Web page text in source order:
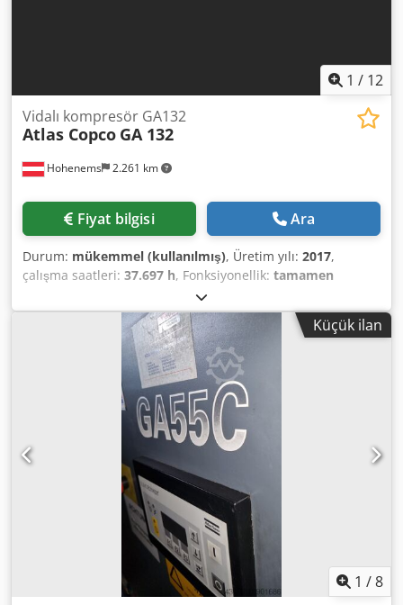
1 / 12
Hohenems 2.261 km
Vidalı kompresör GA132
Atlas Copco GA 132
Fiyat bilgisi Ara
Durum: mükemmel (kullanılmış), Üretim yılı: 2017,
çalışma saatleri: 37.697 h, Fonksiyonellik: tamamen
, Atlas Copco GA132 Vidalı Kompresör 132 kW
Csdpeyym H Defx Aptoha 7,5 bar 25,40 m³/dak Üretim yılı:
2017 Çalışma saati: 37.697
Küçük ilan
1 /8